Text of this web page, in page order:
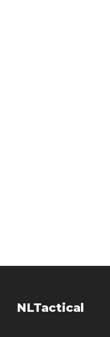
NLTactical